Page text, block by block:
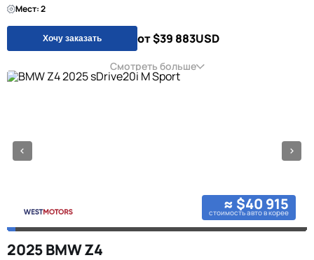
Мест: 2
Хочу заказать от $39 883USD
Смотреть больше
≈ $40 915
стоимость авто в корее
2025 BMW Z4